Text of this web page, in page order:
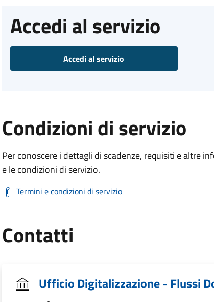
Accedi al servizio
Accedi al servizio
Condizioni di servizio
Per conoscere i dettagli di scadenze, requisiti e altre
e le condizioni di servizio.
Termini e condizioni di servizio
Contatti
Ufficio Digitalizzazione - Flussi